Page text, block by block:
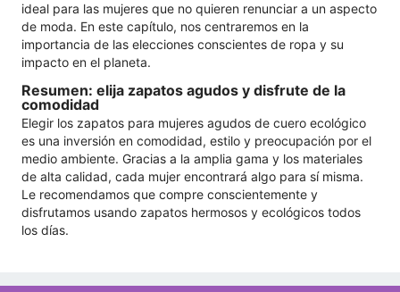
ideal para las mujeres que no quieren renunciar a un aspecto
de moda. En este capítulo, nos centraremos en la
importancia de las elecciones conscientes de ropa y su
impacto en el planeta.
Resumen: elija zapatos agudos y disfrute de la
comodidad
Elegir los zapatos para mujeres agudos de cuero ecológico
es una inversión en comodidad, estilo y preocupación por el
medio ambiente. Gracias a la amplia gama y los materiales
de alta calidad, cada mujer encontrará algo para sí misma.
Le recomendamos que compre conscientemente y
disfrutamos usando zapatos hermosos y ecológicos todos
los días.